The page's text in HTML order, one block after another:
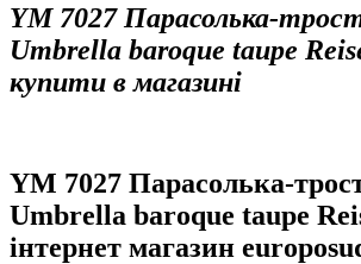
YM 7027 Парасолька-
Umbrella baroque taupe
купити в магазині
YM 7027 Парасолька-
Umbrella baroque taupe
інтернет магазин